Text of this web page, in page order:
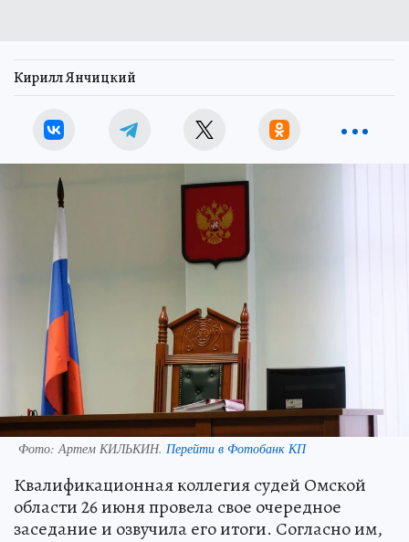
Кирилл Янчицкий
Фото: Артем КИЛЬКИН. Перейти в Фотобанк КП
Квалификационная коллегия судей Омской
области 26 июня провела свое очередное
заседание и озвучила его итоги. Согласно им,